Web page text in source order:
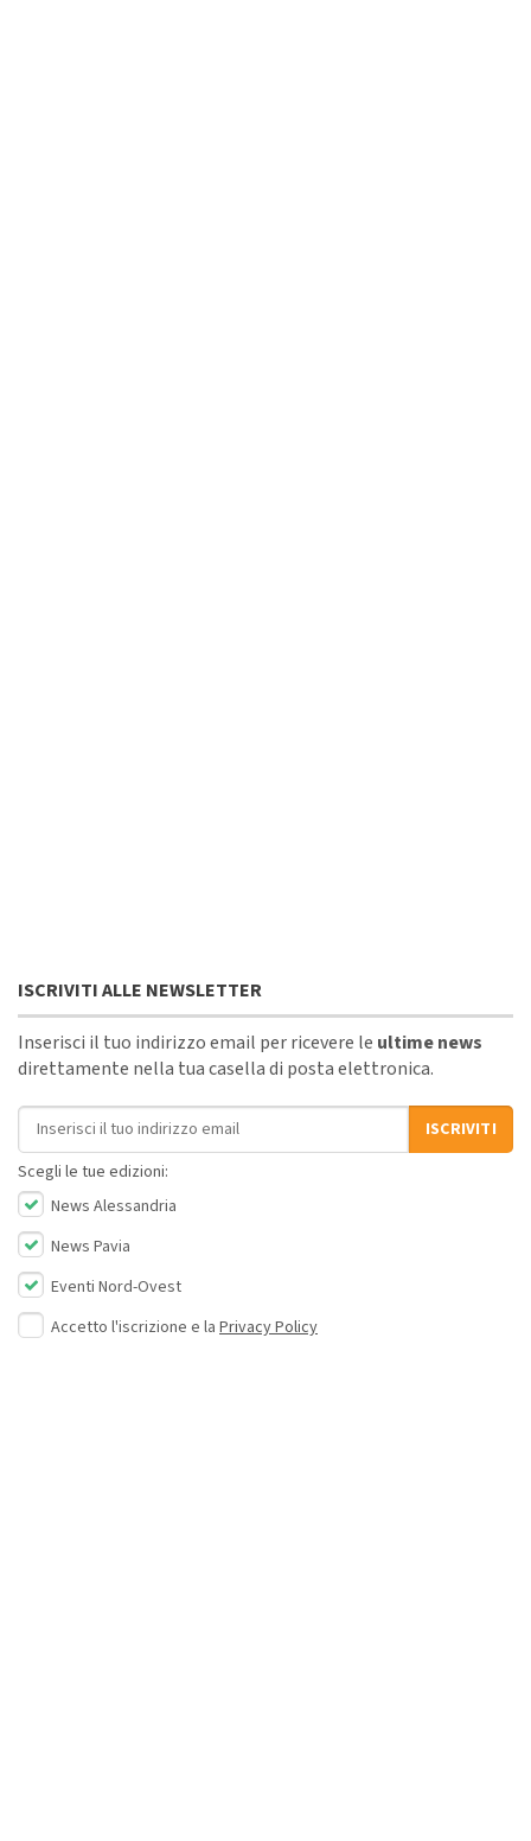
ISCRIVITI ALLE NEWSLETTER
Inserisci il tuo indirizzo email per ricevere le ultime news
direttamente nella tua casella di posta elettronica.
Indirizzo email
ISCRIVITI
Scegli le tue edizioni:
News Alessandria
News Pavia
Eventi Nord-Ovest
Accetto l'iscrizione e la Privacy Policy